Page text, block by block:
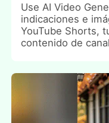
Use AI Video
indicaciones e
YouTube Shorts,
contenido de